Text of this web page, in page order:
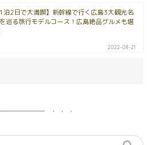
1泊2日で大満喫】新幹線で行く広島3大観光名
巡る旅行モデルコース！広島絶品グルメも堪
2022-08-21